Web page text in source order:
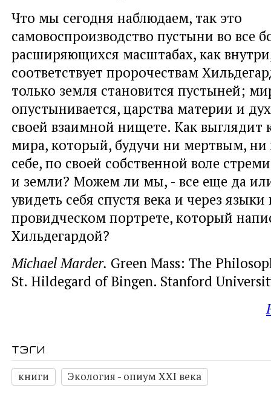
Что мы сегодня наблюдаем, так это
самовоспроизводство пустыни во все
расширяющихся масштабах, как
соответствует пророчествам
только земля становится пустыней;
опустынивается, царства материи и
своей взаимной нищете. Как выглядит
мира, который, будучи ни мертвым,
себе, по своей собственной воле
и земли? Можем ли мы, - все еще да
увидеть себя спустя века и через
провидческом портрете, который
Хильдегардой?
Michael Marder. Green Mass: The
St. Hildegard of Bingen. Stanford
тэги
книги Экология - опиум XXI века